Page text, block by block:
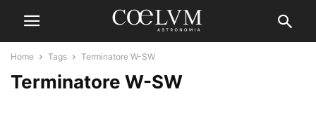
Home Tags Terminatore W-SW
Terminatore W-SW